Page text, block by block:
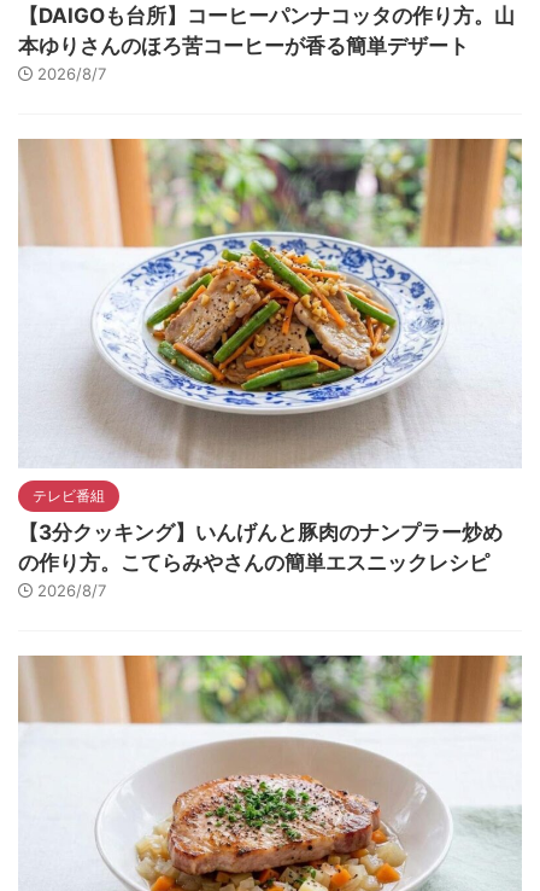
【DAIGOも台所】コーヒーパンナコッタの作り方。山
本ゆりさんのほろ苦コーヒーが香る簡単デザート
2026/8/7
テレビ番組
【3分クッキング】いんげんと豚肉のナンプラー炒め
の作り方。こてらみやさんの簡単エスニックレシピ
2026/8/7